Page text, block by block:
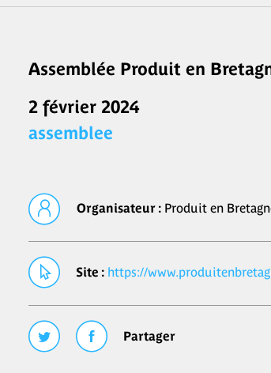
Assemblée Produit en
2 février 2024
assemblee
Organisateur : Produit en
Site : https://
Partager